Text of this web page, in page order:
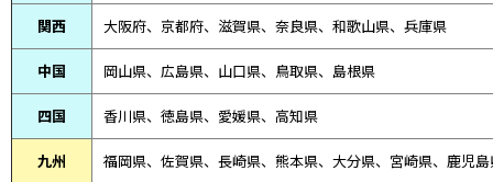
関西 大阪府、京都府、滋賀県、奈良県、和歌山県、兵庫県
中国 岡山県、広島県、山口県、鳥取県、島根県
四国 香川県、徳島県、愛媛県、高知県
九州 福岡県、佐賀県、長崎県、熊本県、大分県、宮崎県、鹿児